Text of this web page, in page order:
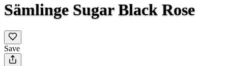
Sämlinge Sugar Black Rose
Save